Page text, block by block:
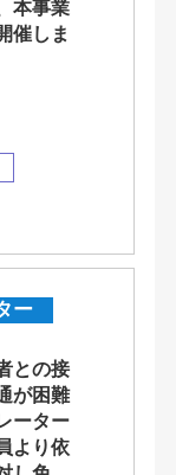
本事業
催しま
ー
との接
が困難
ーター
より依